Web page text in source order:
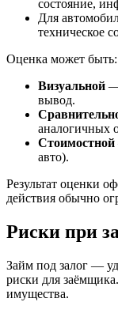
состояние,
Для
техническое
Оценка может быть:
Визуальной —
вывод.
аналогичных
Стоимостной
авто).
Результат оценки
действия обычно
Риски при
Займ под залог —
риски для
имущества.